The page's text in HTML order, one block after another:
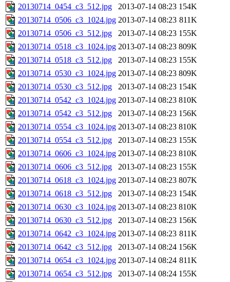
20130714_0454_c3_512.jpg
2013-07-14 08:23 154K
20130714_0506_c3_1024.jpg 2013-07-14 08:23 811K
20130714_0506_c3_512.jpg
2013-07-14 08:23 155K
20130714_0518_c3_1024.jpg 2013-07-14 08:23 809K
20130714_0518_c3_512.jpg
2013-07-14 08:23 155K
20130714_0530_c3_1024.jpg 2013-07-14 08:23 809K
20130714_0530_c3_512.jpg
2013-07-14 08:23 154K
20130714_0542_c3_1024.jpg 2013-07-14 08:23 810K
20130714_0542_c3_512.jpg
2013-07-14 08:23 156K
20130714_0554_c3_1024.jpg 2013-07-14 08:23 810K
20130714_0554_c3_512.jpg
2013-07-14 08:23 155K
20130714_0606_c3_1024.jpg 2013-07-14 08:23 810K
20130714_0606_c3_512.jpg
2013-07-14 08:23 155K
20130714_0618_c3_1024.jpg 2013-07-14 08:23 807K
20130714_0618_c3_512.jpg
2013-07-14 08:23 154K
20130714_0630_c3_1024.jpg 2013-07-14 08:23 810K
20130714_0630_c3_512.jpg
2013-07-14 08:23 156K
20130714_0642_c3_1024.jpg 2013-07-14 08:23 811K
20130714_0642_c3_512.jpg
2013-07-14 08:24 156K
20130714_0654_c3_1024.jpg 2013-07-14 08:24 811K
20130714_0654_c3_512.jpg
2013-07-14 08:24 155K